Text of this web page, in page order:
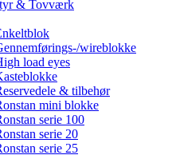
& Tovværk
wireblokke
load eyes
& tilbehør
mini blokke
serie 100
serie 20
serie 25